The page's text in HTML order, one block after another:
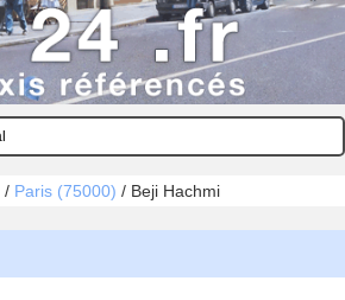
/ Paris (75000) / Beji Hachmi